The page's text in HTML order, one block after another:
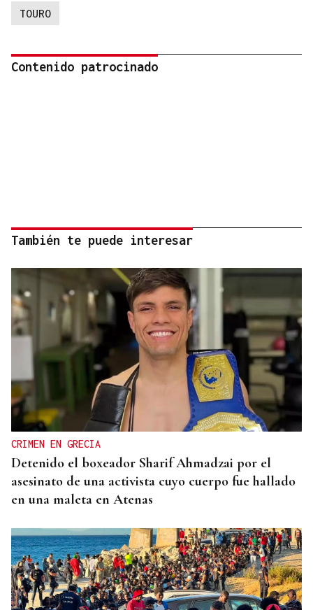
TOURO
Contenido patrocinado
También te puede interesar
CRIMEN EN GRECIA
Detenido el boxeador Sharif Ahmadzai por el
asesinato de una activista cuyo cuerpo fue hallado
en una maleta en Atenas